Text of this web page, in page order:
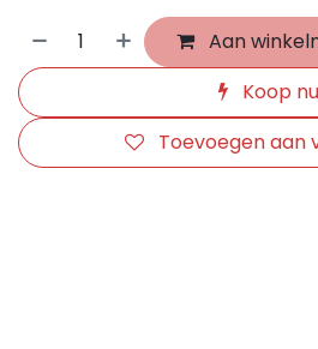
Aan
Koop nu
Toevoegen aan